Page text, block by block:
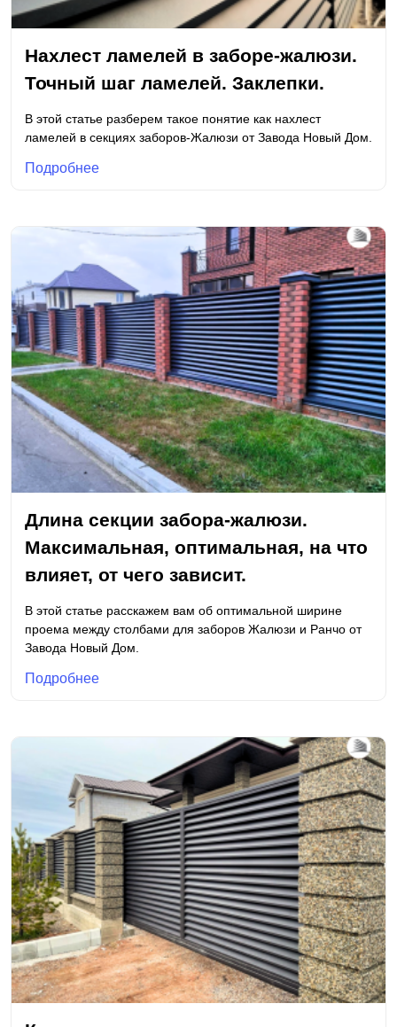
Нахлест ламелей в заборе-жалюзи.
Точный шаг ламелей. Заклепки.
В этой статье разберем такое понятие как нахлест
ламелей в секциях заборов-Жалюзи от Завода Новый Дом.
Подробнее
Длина секции забора-жалюзи.
Максимальная, оптимальная, на что
влияет, от чего зависит.
В этой статье расскажем вам об оптимальной ширине
проема между столбами для заборов Жалюзи и Ранчо от
Завода Новый Дом.
Подробнее